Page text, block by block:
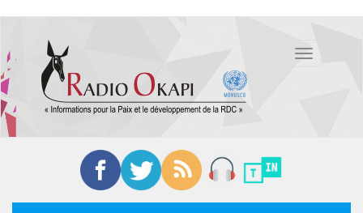
contenu
principal
Toggle